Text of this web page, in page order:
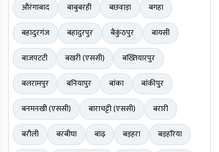
औरंगाबाद
बाबुबरही बछवाड़ा
बगहा
बहादुरगंज
बहादुरपुर बैकुंठपुर
बायसी
बाजपटटी
बखरी (एससी)
बख्तियारपुर
बलरामपुर
बनियापुर बांका
बांकीपुर
बनमनखी (एससी)
बाराचट्टी (एससी)
बरारी
बरौली
बरबीघा बाढ़ बड़हरा
बड़हरिया